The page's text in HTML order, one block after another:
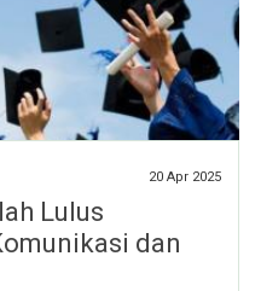
20 Apr 2025
Lulus
dan